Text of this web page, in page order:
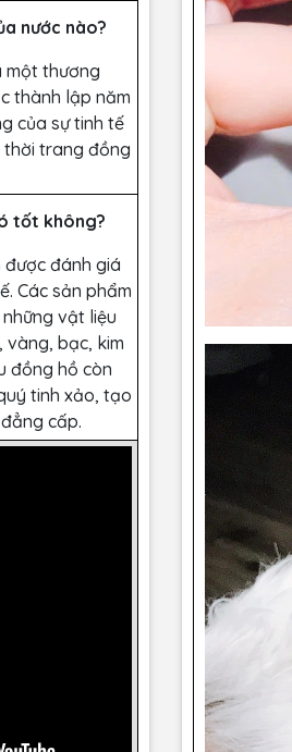
nước nào?
một thương
thành lập năm
của sự tinh tế
trang đồng
tốt không?
đánh giá
Các sản phẩm
vật liệu
bạc, kim
đồng hồ còn
tinh xảo, tạo
cấp.